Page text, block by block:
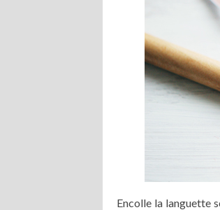
Encolle la languette